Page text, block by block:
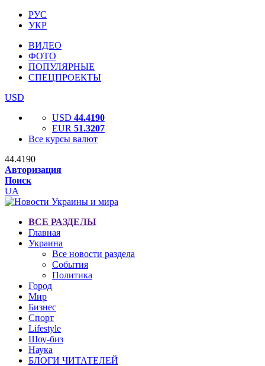
РУС
УКР
ВИДЕО
ФОТО
ПОПУЛЯРНЫЕ
СПЕЦПРОЕКТЫ
USD
USD 44.4190
EUR 51.3207
Все курсы валют
44.4190
Авторизация
Поиск
UA
ВСЕ РАЗДЕЛЫ
Главная
Украина
Все новости раздела
События
Политика
Город
Мир
Бизнес
Спорт
Lifestyle
Шоу-биз
Наука
БЛОГИ ЧИТАТЕЛЕЙ